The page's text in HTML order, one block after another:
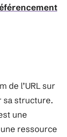
de l’URL sur
sa structure.
une
ressource